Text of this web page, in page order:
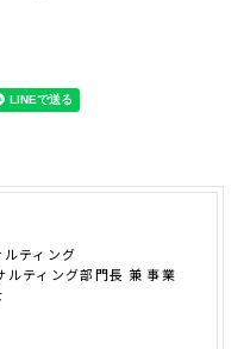
ティング
ルティング部門長 兼 事業